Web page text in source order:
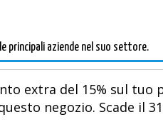
principali aziende nel suo settore.
extra del 15% sul
negozio. Scade il